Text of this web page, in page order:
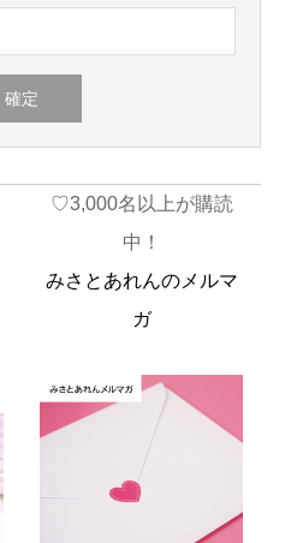
♡3,000名以上が購読
中！
みさとあれんのメルマ
ガ